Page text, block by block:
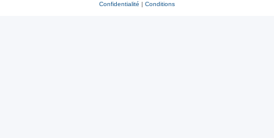
Confidentialité | Conditions